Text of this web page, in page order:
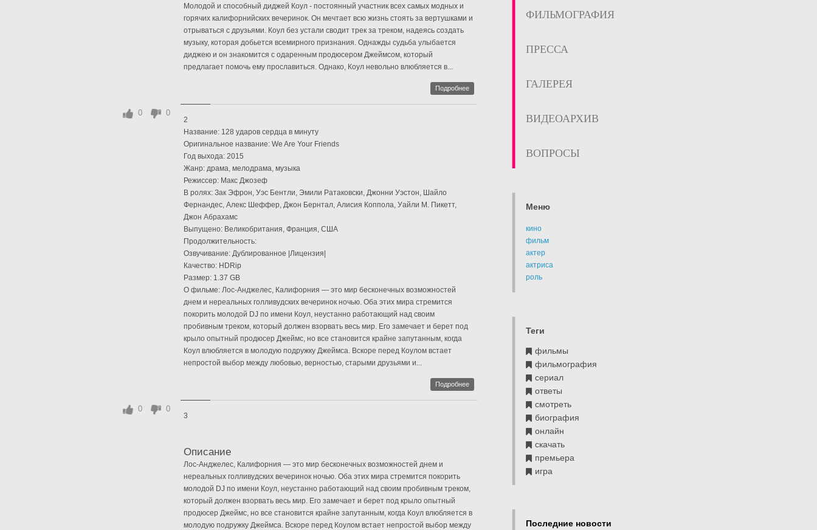
Молодой и способный диджей Коул - постоянный участник всех самых модных и
горячих калифорнийских вечеринок. Он мечтает всю жизнь стоять за вертушками и
отрываться с друзьями. Коул без устали сводит трек за треком, надеясь создать
музыку, которая добьется всемирного признания. Однажды судьба улыбается
диджею и он знакомится с одаренным продюсером Джеймсом, который
предлагает помочь ему прославиться. Однако, Коул невольно влюбляется в...
Подробнее
2
Название: 128 ударов сердца в минуту
Оригинальное название: We Are Your Friends
Год выхода: 2015
Жанр: драма, мелодрама, музыка
Режиссер: Макс Джозеф
В ролях: Зак Эфрон, Уэс Бентли, Эмили Ратаковски, Джонни Уэстон, Шайло
Фернандес, Алекс Шеффер, Джон Бернтал, Алисия Коппола, Уайли М. Пикетт,
Джон Абрахамс
Выпущено: Великобритания, Франция, США
Продолжительность:
Озвучивание: Дублированное |Лицензия|
Качество: HDRip
Размер: 1.37 GB
О фильме: Лос-Анджелес, Калифорния — это мир бесконечных возможностей
днем и нереальных голливудских вечеринок ночью. Оба этих мира стремится
покорить молодой DJ по имени Коул, неустанно работающий над своим
пробивным треком, который должен взорвать весь мир. Его замечает и берет под
крыло опытный продюсер Джеймс, но все становится крайне запутанным, когда
Коул влюбляется в молодую подружку Джеймса. Вскоре перед Коулом встает
непростой выбор между любовью, верностью, старыми друзьями и...
0 0
Подробнее
3
Описание
Лос-Анджелес, Калифорния — это мир бесконечных возможностей днем и
нереальных голливудских вечеринок ночью. Оба этих мира стремится покорить
молодой DJ по имени Коул, неустанно работающий над своим пробивным треком,
который должен взорвать весь мир. Его замечает и берет под крыло опытный
продюсер Джеймс, но все становится крайне запутанным, когда Коул влюбляется в
молодую подружку Джеймса. Вскоре перед Коулом встает непростой выбор между
0 0
ФИЛЬМОГРАФИЯ
ПРЕССА
ГАЛЕРЕЯ
ВИДЕОАРХИВ
ВОПРОСЫ
Меню
кино
фильм
актер
актриса
роль
Теги
фильмы
фильмография
сериал
ответы
смотреть
биография
онлайн
скачать
премьера
игра
Последние новости